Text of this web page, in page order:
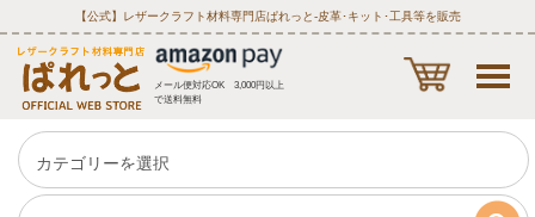
【公式】レザークラフト材料専門店ぱれっと‐皮革･キット･工具等を販売
メール便対応OK 3,000円以上
で送料無料